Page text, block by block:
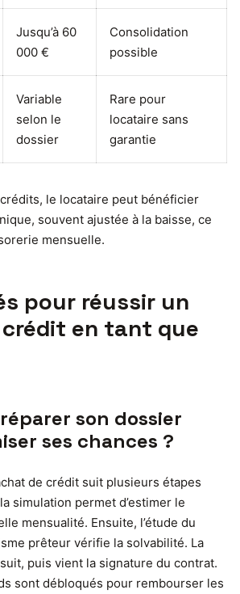
Jusqu’à 60
000 €
Consolidation
possible
Variable
selon le
dossier
Rare pour
locataire sans
garantie
le locataire peut bénéficier
souvent ajustée à la baisse, ce
mensuelle.
pour réussir un
en tant que
son dossier
ses chances ?
de crédit suit plusieurs étapes
simulation permet d’estimer le
mensualité. Ensuite, l’étude du
prêteur vérifie la solvabilité. La
puis vient la signature du contrat.
sont débloqués pour rembourser les